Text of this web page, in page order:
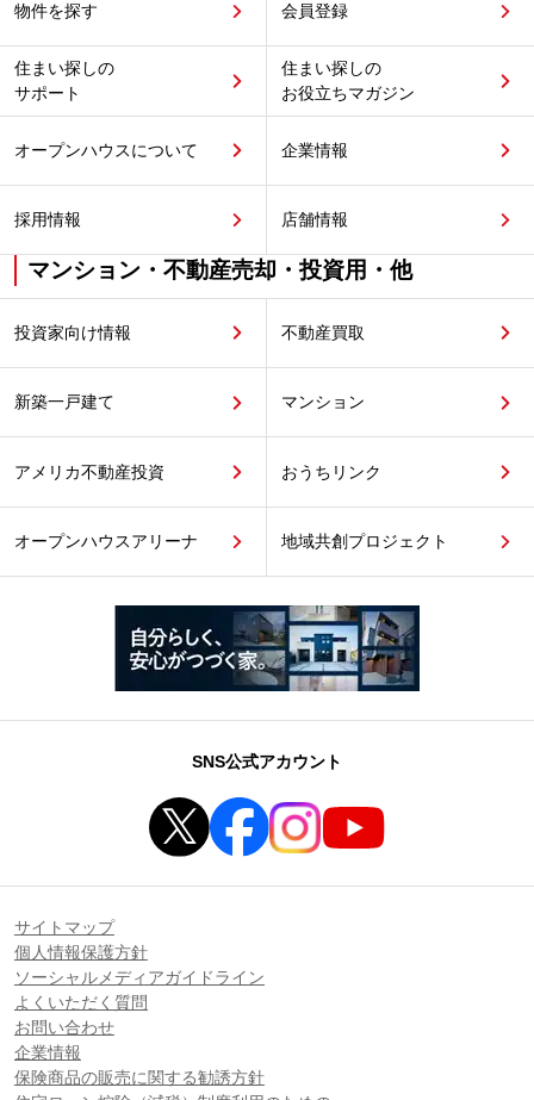
物件を探す 会員登録
住まい探しの
サポート
住まい探しの
お役立ちマガジン
オープンハウスについて 企業情報
採用情報 店舗情報
マンション・不動産売却・投資用・他
投資家向け情報 不動産買取
新築一戸建て マンション
アメリカ不動産投資 おうちリンク
オープンハウスアリーナ 地域共創プロジェクト
SNS公式アカウント
サイトマップ
個人情報保護方針
ソーシャルメディアガイドライン
よくいただく質問
お問い合わせ
企業情報
保険商品の販売に関する勧誘方針